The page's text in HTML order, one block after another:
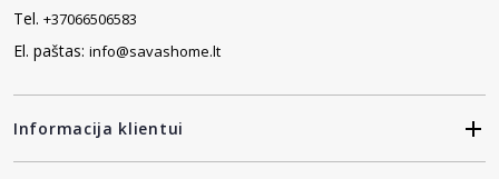
Tel. +37066506583
El. paštas: info@savashome.lt
Informacija klientui